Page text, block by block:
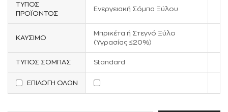
ΤΎΠΟΣ
ΠΡΟΪΌΝΤΟΣ
Ενεργειακή Σόμπα Ξύλου
ΚΑΎΣΙΜΟ
Μπρικέτα ή Στεγνό Ξύλο
(Υγρασίας ≤20%)
ΤΎΠΟΣ ΣΌΜΠΑΣ Standard
ΕΠΙΛΟΓΗ ΟΛΩΝ